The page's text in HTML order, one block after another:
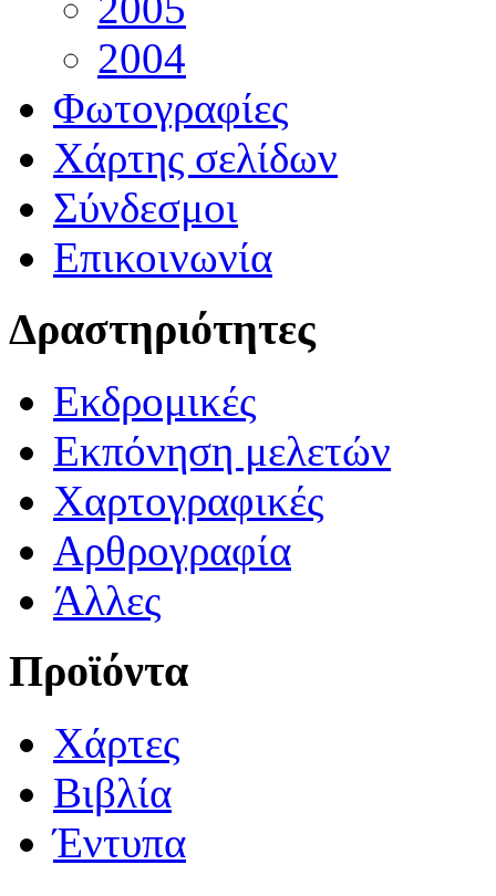
2004
Φωτογραφίες
Χάρτης σελίδων
Σύνδεσμοι
Επικοινωνία
Δραστηριότητες
Εκδρομικές
Εκπόνηση μελετών
Χαρτογραφικές
Αρθρογραφία
Άλλες
Προϊόντα
Χάρτες
Βιβλία
Έντυπα